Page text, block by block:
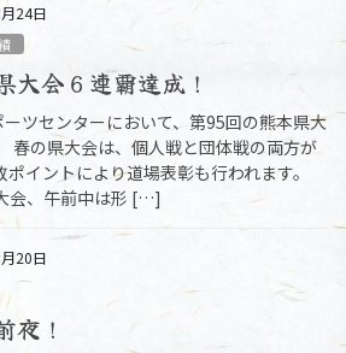
24日
大会６連覇達成！
ツセンターにおいて、第95回の熊本県大
の県大会は、個人戦と団体戦の両方が
イントにより道場表彰も行われます。
会、午前中は形 […]
20日
夜！